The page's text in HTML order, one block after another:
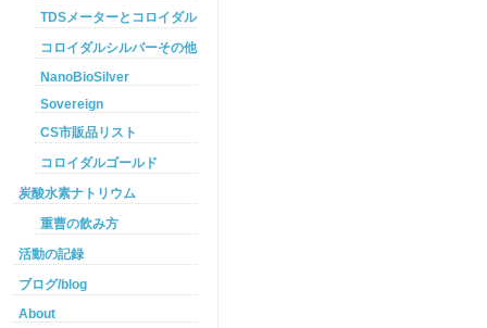
TDSメーターとコロイダルシルバー
コロイダルシルバーその他
NanoBioSilver
Sovereign
CS市販品リスト
コロイダルゴールド
炭酸水素ナトリウム
重曹の飲み方
活動の記録
ブログ/blog
About